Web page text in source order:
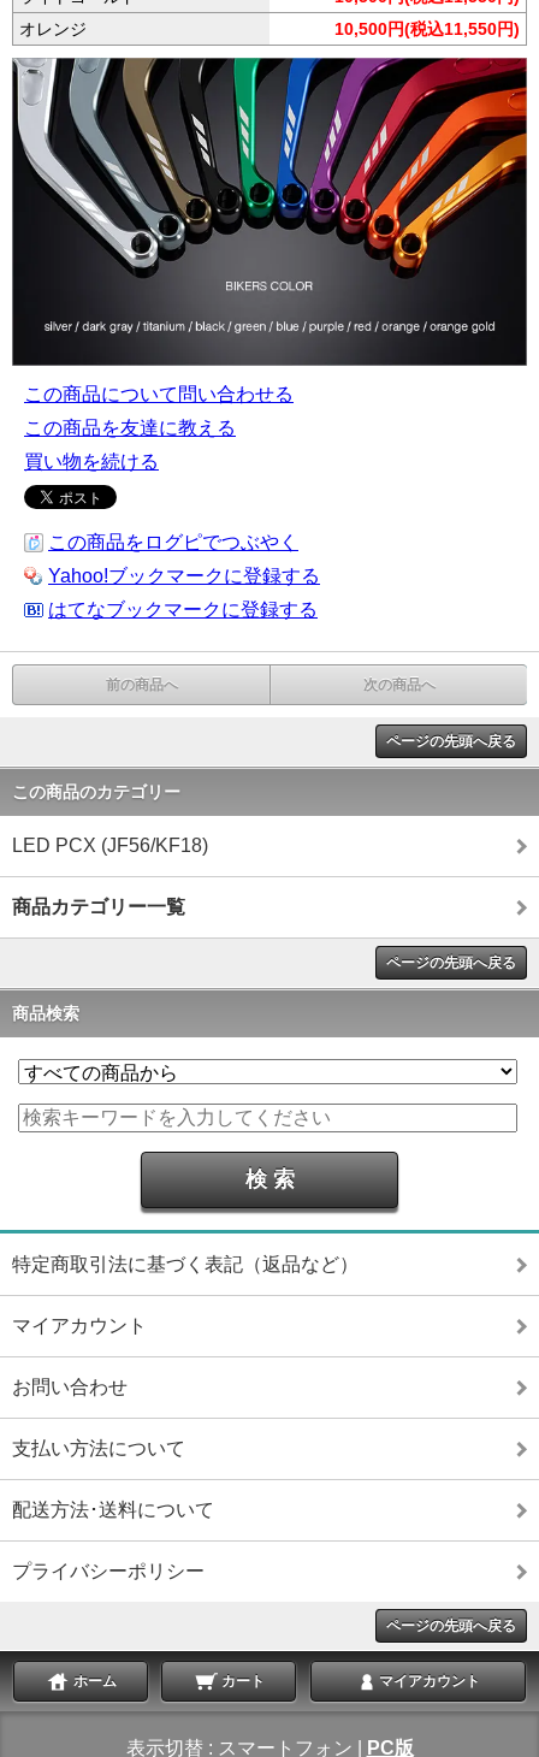
オレンジ
10,500円(税込11,550円)
この商品について問い合わせる
この商品を友達に教える
買い物を続ける
この商品をログピでつぶやく
Yahoo!ブックマークに登録する
はてなブックマークに登録する
前の商品へ 次の商品へ
ページの先頭へ戻る
この商品のカテゴリー
LED PCX (JF56/KF18)
商品カテゴリー一覧
ページの先頭へ戻る
商品検索
特定商取引法に基づく表記（返品など）
マイアカウント
お問い合わせ
支払い方法について
配送方法･送料について
プライバシーポリシー
ページの先頭へ戻る
ホーム カート マイアカウント
表示切替 : スマートフォン PC版